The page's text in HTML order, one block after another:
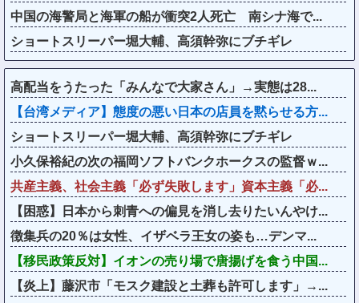
中国の海警局と海軍の船が衝突2人死亡 南シナ海で...
ショートスリーパー堀大輔、高須幹弥にブチギレ
高配当をうたった「みんなで大家さん」→実態は28...
【台湾メディア】態度の悪い日本の店員を黙らせる方...
ショートスリーパー堀大輔、高須幹弥にブチギレ
小久保裕紀の次の福岡ソフトバンクホークスの監督ｗ...
共産主義、社会主義「必ず失敗します」資本主義「必...
【困惑】日本から刺青への偏見を消し去りたいんやけ...
徴集兵の20％は女性、イザベラ王女の姿も…デンマ...
【移民政策反対】イオンの売り場で唐揚げを食う中国...
【炎上】藤沢市「モスク建設と土葬も許可します」→...